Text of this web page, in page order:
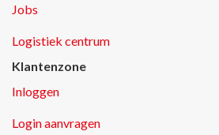
Jobs
Logistiek centrum
Klantenzone
Inloggen
Login aanvragen